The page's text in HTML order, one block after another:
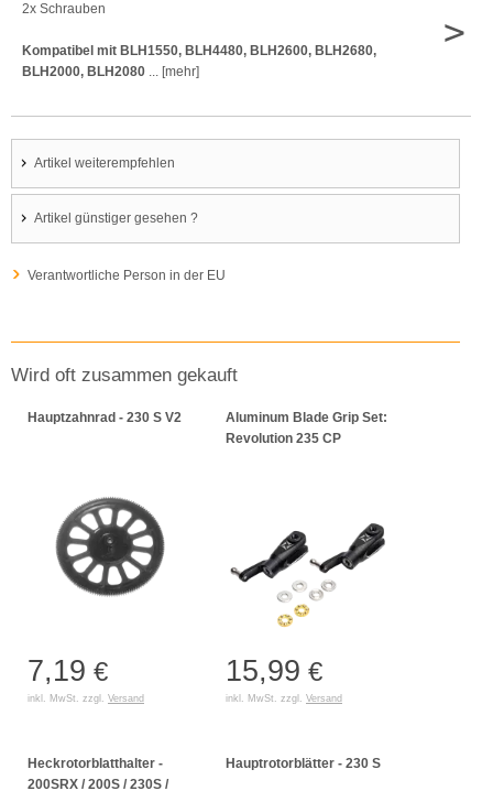
2x Schrauben
Kompatibel mit BLH1550, BLH4480, BLH2600, BLH2680,
BLH2000, BLH2080 ... [mehr]
>
Artikel weiterempfehlen
Artikel günstiger gesehen ?
Verantwortliche Person in der EU
Wird oft zusammen gekauft
Hauptzahnrad - 230 S V2
7,19 €
inkl. MwSt. zzgl. Versand
Aluminum Blade Grip Set:
Revolution 235 CP
15,99 €
inkl. MwSt. zzgl. Versand
Heckrotorblatthalter -
200SRX / 200S / 230S /
Hauptrotorblätter - 230 S